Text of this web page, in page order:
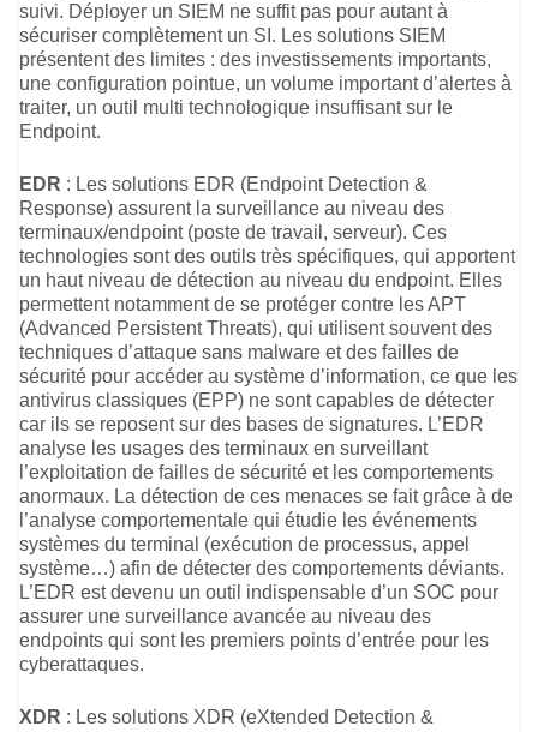
suivi. Déployer un SIEM ne suffit pas pour autant à
sécuriser complètement un SI. Les solutions SIEM
présentent des limites : des investissements importants,
une configuration pointue, un volume important d’alertes à
traiter, un outil multi technologique insuffisant sur le
Endpoint.
EDR : Les solutions EDR (Endpoint Detection &
Response) assurent la surveillance au niveau des
terminaux/endpoint (poste de travail, serveur). Ces
technologies sont des outils très spécifiques, qui apportent
un haut niveau de détection au niveau du endpoint. Elles
permettent notamment de se protéger contre les APT
(Advanced Persistent Threats), qui utilisent souvent des
techniques d’attaque sans malware et des failles de
sécurité pour accéder au système d’information, ce que les
antivirus classiques (EPP) ne sont capables de détecter
car ils se reposent sur des bases de signatures. L’EDR
analyse les usages des terminaux en surveillant
l’exploitation de failles de sécurité et les comportements
anormaux. La détection de ces menaces se fait grâce à de
l’analyse comportementale qui étudie les événements
systèmes du terminal (exécution de processus, appel
système…) afin de détecter des comportements déviants.
L’EDR est devenu un outil indispensable d’un SOC pour
assurer une surveillance avancée au niveau des
endpoints qui sont les premiers points d’entrée pour les
cyberattaques.
XDR : Les solutions XDR (eXtended Detection &